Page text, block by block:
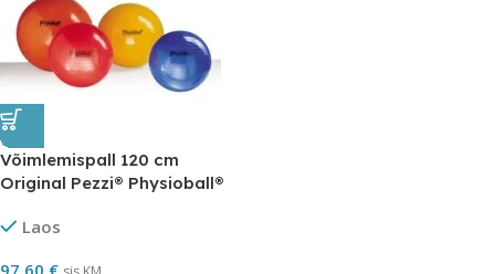
Võimlemispall 120 cm
Original Pezzi® Physioball®
Laos
97.60 €